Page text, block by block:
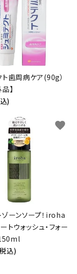
ト歯周病ケア(90g）
】
)
ゾーンソープ！iroha
トウォッシュ・フォー
込)
favorite